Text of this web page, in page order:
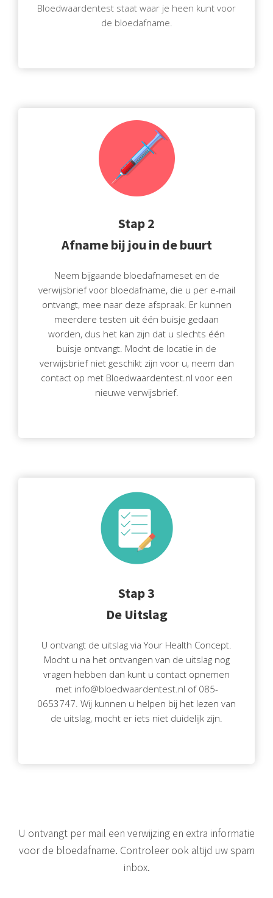
Bloedwaardentest staat waar je heen kunt voor
de bloedafname.
Stap 2
Afname bij jou in de buurt
Neem bijgaande bloedafnameset en de
verwijsbrief voor bloedafname, die u per e-mail
ontvangt, mee naar deze afspraak. Er kunnen
meerdere testen uit één buisje gedaan
worden, dus het kan zijn dat u slechts één
buisje ontvangt. Mocht de locatie in de
verwijsbrief niet geschikt zijn voor u, neem dan
contact op met Bloedwaardentest.nl voor een
nieuwe verwijsbrief.
Stap 3
De Uitslag
U ontvangt de uitslag via Your Health Concept.
Mocht u na het ontvangen van de uitslag nog
vragen hebben dan kunt u contact opnemen
met info@bloedwaardentest.nl of 085-
0653747. Wij kunnen u helpen bij het lezen van
de uitslag, mocht er iets niet duidelijk zijn.
U ontvangt per mail een verwijzing en extra informatie
voor de bloedafname. Controleer ook altijd uw spam
inbox.